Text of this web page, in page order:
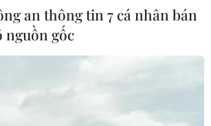
EU giải quyết vấn đề
quan Bắc Ireland
an thông tin 7 cá nhân bán
nguồn gốc